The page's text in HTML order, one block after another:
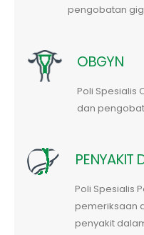
pengobatan
OBGYN
Poli Spesialis
dan
PENYAKIT
Poli Spesialis
pemeriksaan
penyakit